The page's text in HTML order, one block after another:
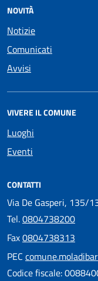
NOVITÀ
Notizie
Comunicati
Avvisi
VIVERE IL COMUNE
Luoghi
Eventi
CONTATTI
Via De Gasperi, 135/
Tel.0804738200
Fax0804738313
PEC
Codice fiscale: